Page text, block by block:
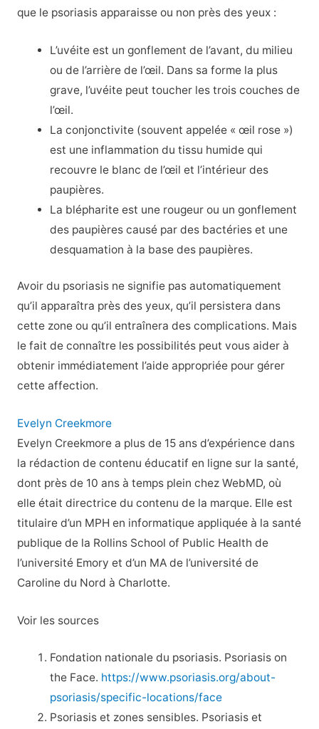
que le psoriasis apparaisse ou non près des yeux :
L’uvéite est un gonflement de l’avant, du milieu
ou de l’arrière de l’œil. Dans sa forme la plus
grave, l’uvéite peut toucher les trois couches de
l’œil.
La conjonctivite (souvent appelée « œil rose »)
est une inflammation du tissu humide qui
recouvre le blanc de l’œil et l’intérieur des
paupières.
La blépharite est une rougeur ou un gonflement
des paupières causé par des bactéries et une
desquamation à la base des paupières.
Avoir du psoriasis ne signifie pas automatiquement
qu’il apparaîtra près des yeux, qu’il persistera dans
cette zone ou qu’il entraînera des complications. Mais
le fait de connaître les possibilités peut vous aider à
obtenir immédiatement l’aide appropriée pour gérer
cette affection.
Evelyn Creekmore
Evelyn Creekmore a plus de 15 ans d’expérience dans
la rédaction de contenu éducatif en ligne sur la santé,
dont près de 10 ans à temps plein chez WebMD, où
elle était directrice du contenu de la marque. Elle est
titulaire d’un MPH en informatique appliquée à la santé
publique de la Rollins School of Public Health de
l’université Emory et d’un MA de l’université de
Caroline du Nord à Charlotte.
Voir les sources
Fondation nationale du psoriasis. Psoriasis on
the Face. https://www.psoriasis.org/about-
psoriasis/specific-locations/face
Psoriasis et zones sensibles. Psoriasis et